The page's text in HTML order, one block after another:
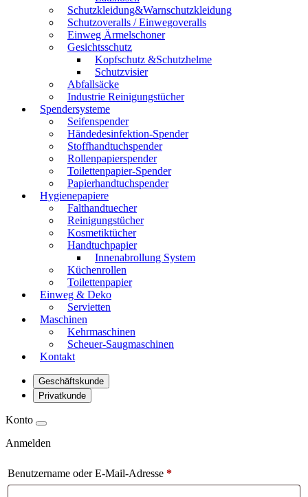
Schutzkleidung&Warnschutzkleidung
Schutzoveralls / Einwegoveralls
Einweg Ärmelschoner
Gesichtsschutz
Kopfschutz &Schutzhelme
Schutzvisier
Abfallsäcke
Industrie Reinigungstücher
Spendersysteme
Seifenspender
Händedesinfektion-Spender
Stoffhandtuchspender
Rollenpapierspender
Toilettenpapier-Spender
Papierhandtuchspender
Hygienepapiere
Falthandtuecher
Reinigungstücher
Kosmetiktücher
Handtuchpapier
Innenabrollung System
Küchenrollen
Toilettenpapier
Einweg & Deko
Servietten
Maschinen
Kehrmaschinen
Scheuer-Saugmaschinen
Kontakt
Geschäftskunde
Privatkunde
Konto
Anmelden
Benutzername oder E-Mail-Adresse *